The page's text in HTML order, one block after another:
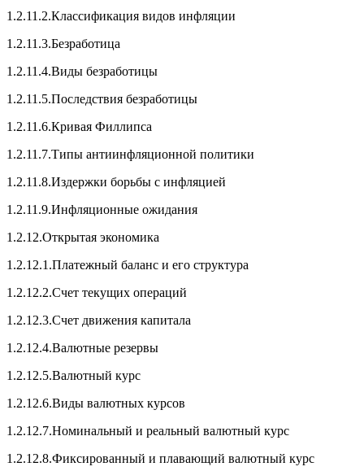
1.2.11.2.Классификация видов инфляции
1.2.11.3.Безработица
1.2.11.4.Виды безработицы
1.2.11.5.Последствия безработицы
1.2.11.6.Кривая Филлипса
1.2.11.7.Типы антиинфляционной политики
1.2.11.8.Издержки борьбы с инфляцией
1.2.11.9.Инфляционные ожидания
1.2.12.Открытая экономика
1.2.12.1.Платежный баланс и его структура
1.2.12.2.Счет текущих операций
1.2.12.3.Счет движения капитала
1.2.12.4.Валютные резервы
1.2.12.5.Валютный курс
1.2.12.6.Виды валютных курсов
1.2.12.7.Номинальный и реальный валютный курс
1.2.12.8.Фиксированный и плавающий валютный курс